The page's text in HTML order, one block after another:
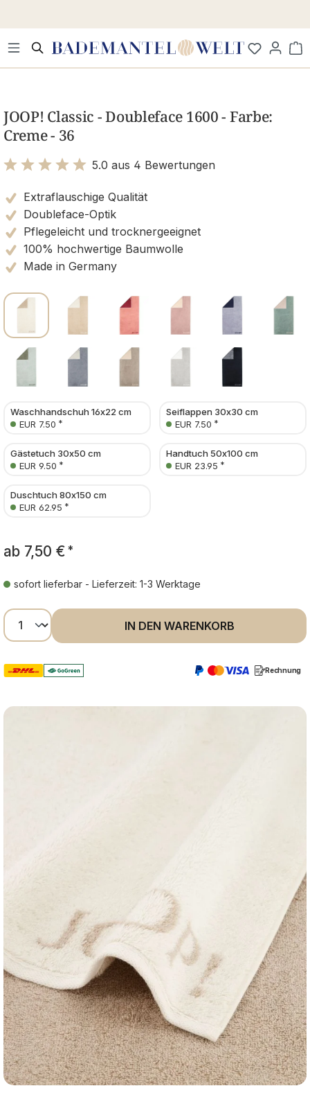
JOOP! Classic - Doubleface 1600 - Farbe:
Creme - 36
5.0 aus 4 Bewertungen
Extraflauschige Qualität
Doubleface-Optik
Pflegeleicht und trocknergeeignet
100% hochwertige Baumwolle
Made in Germany
Waschhandschuh 16x22 cm
EUR 7.50 *
Seiflappen 30x30 cm
EUR 7.50 *
Gästetuch 30x50 cm
EUR 9.50 *
Handtuch 50x100 cm
EUR 23.95 *
Duschtuch 80x150 cm
EUR 62.95 *
ab 7,50 € *
sofort lieferbar - Lieferzeit: 1-3 Werktage
Produkt Anzahl: Gib den gewünschten
IN DEN WARENKORB
Rechnung